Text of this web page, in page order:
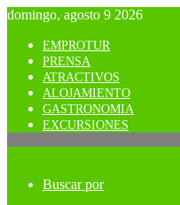
domingo, agosto 9 2026
EMPROTUR
PRENSA
ATRACTIVOS
ALOJAMIENTO
GASTRONOMIA
EXCURSIONES
Buscar por